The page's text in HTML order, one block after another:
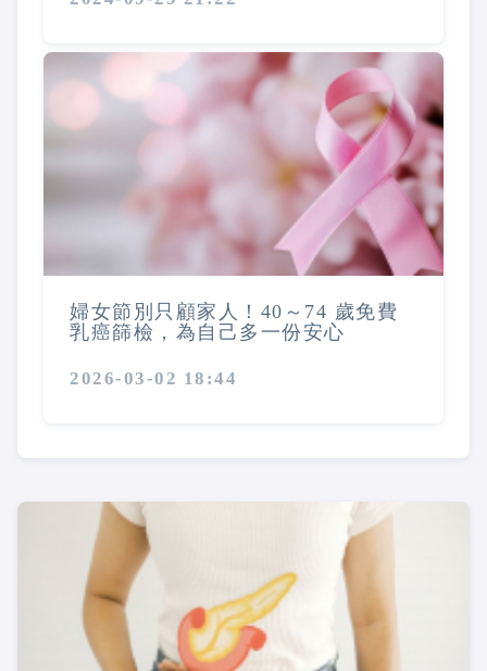
婦女節別只顧家人！40～74 歲免費
乳癌篩檢，為自己多一份安心
2026-03-02 18:44